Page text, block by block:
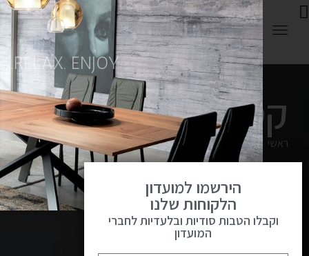
קטלוג
ראשי קטלוג
RELAX. ENJOY.
הירשמו למועדון
הלקוחות שלנו
וקבלו הטבות סודיות ובלעדיות לחברי
המועדון